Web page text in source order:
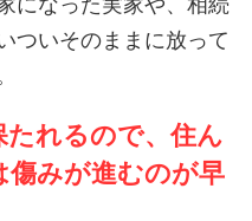
ついそのままに放って
れるので、住ん
みが進むのが早